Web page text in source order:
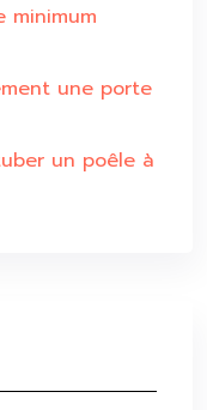
une porte
un poêle à